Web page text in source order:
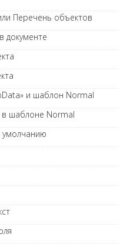
Перечень объектов
документе
и шаблон Normal
шаблоне Normal
умолчанию